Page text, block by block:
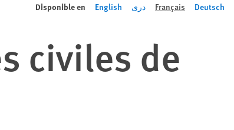
Disponible en English دری Français Deutsch
civiles de